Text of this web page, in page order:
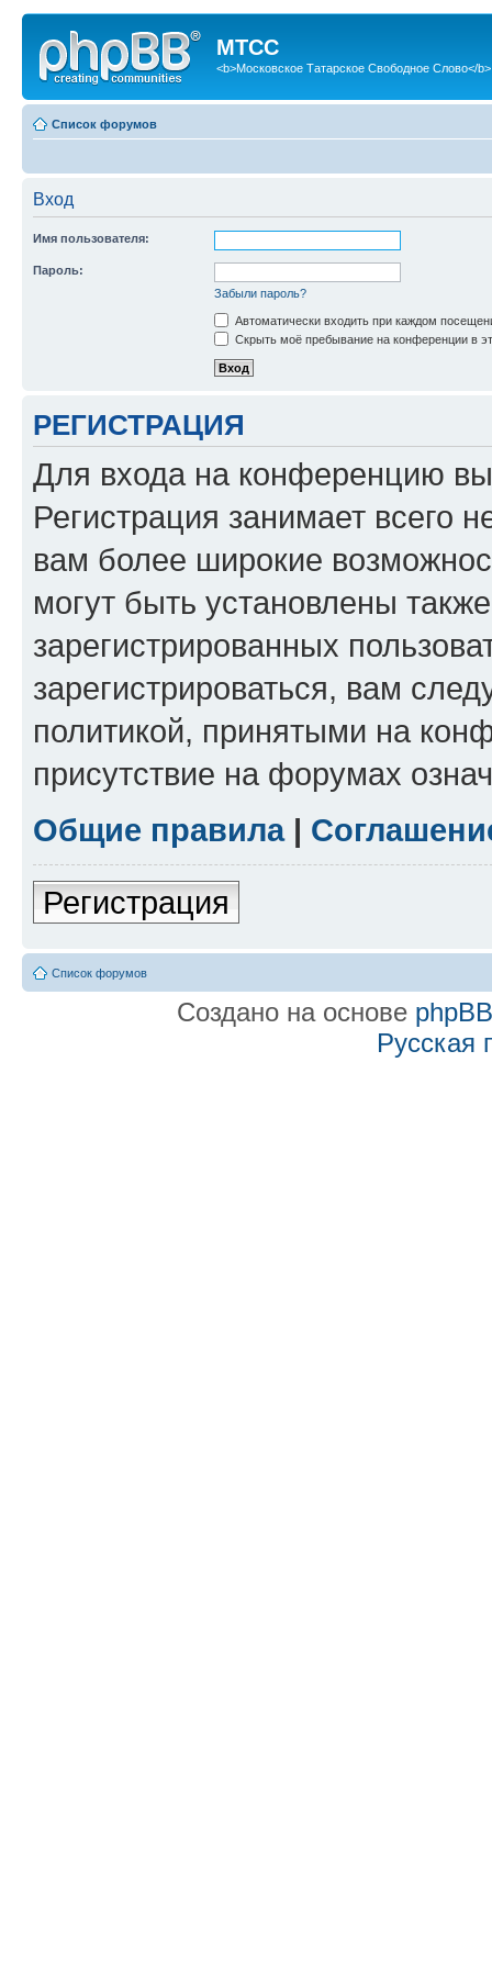
МТСС
<b>Московское Татарское Свободное Слово</b>
Список форумов
Вход
Имя пользователя:
Пароль:
Забыли пароль?
Автоматически входить при каждом
Скрыть моё пребывание на конференции в
РЕГИСТРАЦИЯ
Для входа на конференцию
Регистрация занимает всего
вам более широкие
могут быть установлены
зарегистрированных
зарегистрироваться, вам
политикой, принятыми на
присутствие на форумах
Общие правила|
Регистрация
Список форумов
Создано на основе phpBB
Русская